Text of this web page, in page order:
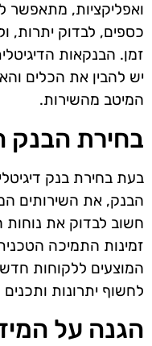
ואפליקציות,
כספים, לבדוק יתרות,
זמן. הבנקאות
יש להבין את הכלים
המיטב מהשירות.
בחירת הבנק
בעת בחירת בנק
הבנק, את השירותים
חשוב לבדוק את
זמינות התמיכה
המוצעים ללקוחות
לחשוף יתרונות ותכנים
הגנה על